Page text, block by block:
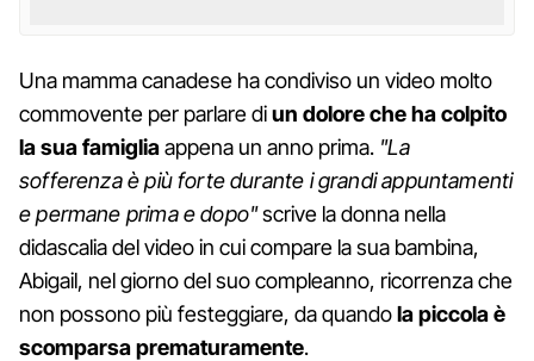
Una mamma canadese ha condiviso un video molto
commovente per parlare diun dolore che ha colpito
la sua famigliaappena un anno prima. "La
sofferenza è più forte durante i grandi appuntamenti
e permane prima e dopo"scrive la donna nella
didascalia del video in cui compare la sua bambina,
Abigail, nel giorno del suo compleanno, ricorrenza che
non possono più festeggiare, da quandola piccola è
scomparsa prematuramente.